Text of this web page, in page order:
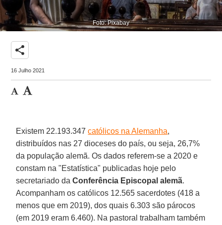
Foto: Pixabay
share
16 Julho 2021
Existem 22.193.347católicos na Alemanha,
distribuídos nas 27 dioceses do país, ou seja, 26,7%
da população alemã. Os dados referem-se a 2020 e
constam na "Estatística" publicadas hoje pelo
secretariado daConferência Episcopal alemã.
Acompanham os católicos 12.565 sacerdotes (418 a
menos que em 2019), dos quais 6.303 são párocos
(em 2019 eram 6.460). Na pastoral trabalham também